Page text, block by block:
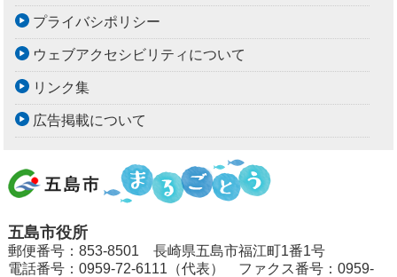
プライバシポリシー
ウェブアクセシビリティについて
リンク集
広告掲載について
五島市役所
郵便番号：853-8501 長崎県五島市福江町1番1号
電話番号：0959-72-6111（代表） ファクス番号：0959-